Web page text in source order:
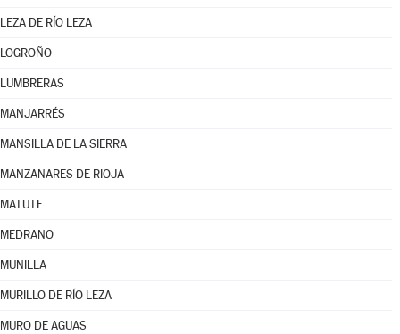
LEZA DE RÍO LEZA
LOGROÑO
LUMBRERAS
MANJARRÉS
MANSILLA DE LA SIERRA
MANZANARES DE RIOJA
MATUTE
MEDRANO
MUNILLA
MURILLO DE RÍO LEZA
MURO DE AGUAS